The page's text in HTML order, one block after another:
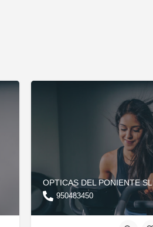
OPTICAS DEL PONIENTE SL
950483450